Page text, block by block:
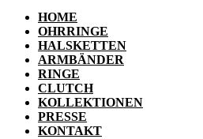
HOME
OHRRINGE
HALSKETTEN
ARMBÄNDER
RINGE
CLUTCH
KOLLEKTIONEN
PRESSE
KONTAKT